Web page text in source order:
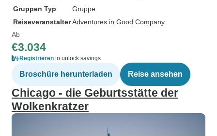
Gruppen Typ
Gruppe
ReiseveranstalterAdventures in Good Company
Ab
€3.034
Registrieren to unlock savings
Broschüre herunterladen Reise ansehen
Chicago - die Geburtsstätte der
Wolkenkratzer